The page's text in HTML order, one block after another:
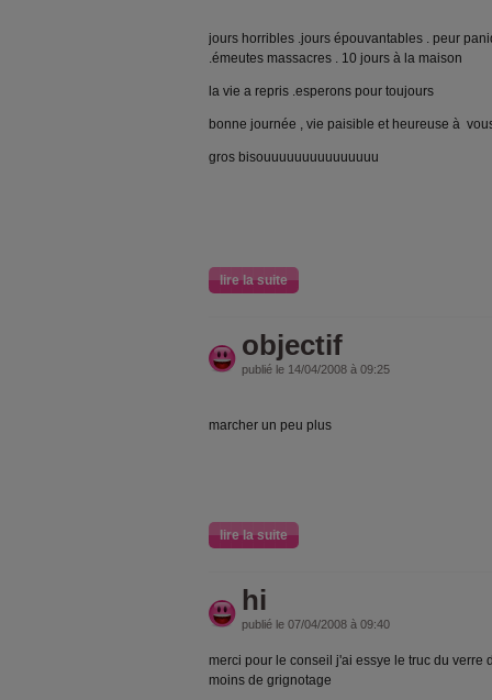
jours horribles .jours épouvantables . peur
.émeutes massacres . 10 jours à la maison
la vie a repris .esperons pour toujours
bonne journée , vie paisible et heureuse à
gros bisouuuuuuuuuuuuuuu
lire la suite
objectif
publié le 14/04/2008 à 09:25
marcher un peu plus
lire la suite
hi
publié le 07/04/2008 à 09:40
merci pour le conseil j'ai essye le truc du verre
moins de grignotage